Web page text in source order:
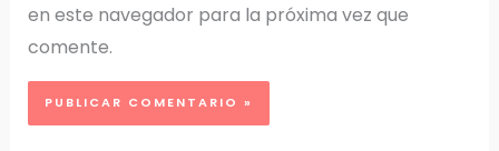
en este navegador para la próxima vez que
comente.